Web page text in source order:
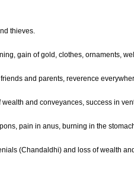
thieves.
gain of gold, clothes, ornaments,
and parents, reverence
and conveyances, success in
pain in anus, burning in the
(Chandaldhi) and loss of wealth